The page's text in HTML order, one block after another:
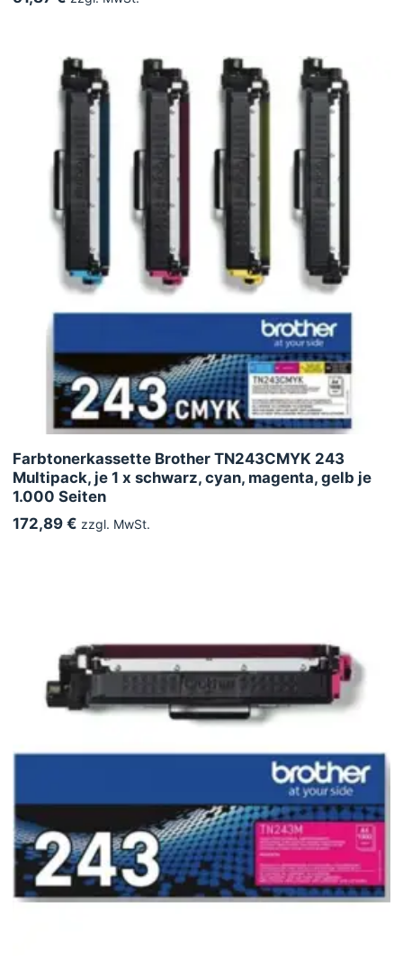
Farbtonerkassette Brother TN243CMYK 243
Multipack, je 1 x schwarz, cyan, magenta, gelb je
1.000 Seiten
172,89 € zzgl. MwSt.